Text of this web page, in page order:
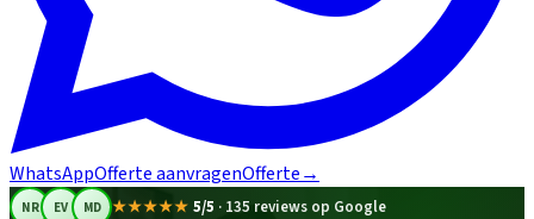
WhatsAppOfferte aanvragenOfferte→
NR EV MD ★★★★★ 5/5 · 135 reviews op Google